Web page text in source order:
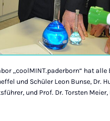
„coolMINT.paderborn“ hat alle
und Schüler Leon Bunse, Dr.
und Prof. Dr. Torsten